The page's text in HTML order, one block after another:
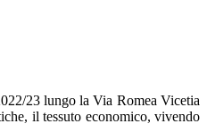
23 lungo la Via Romea Vicetia
il tessuto economico, vivendo